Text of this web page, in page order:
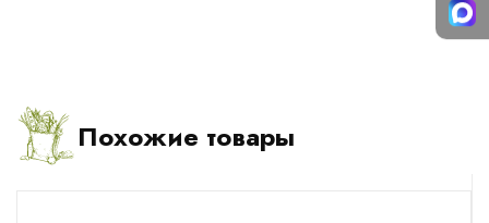
Похожие товары